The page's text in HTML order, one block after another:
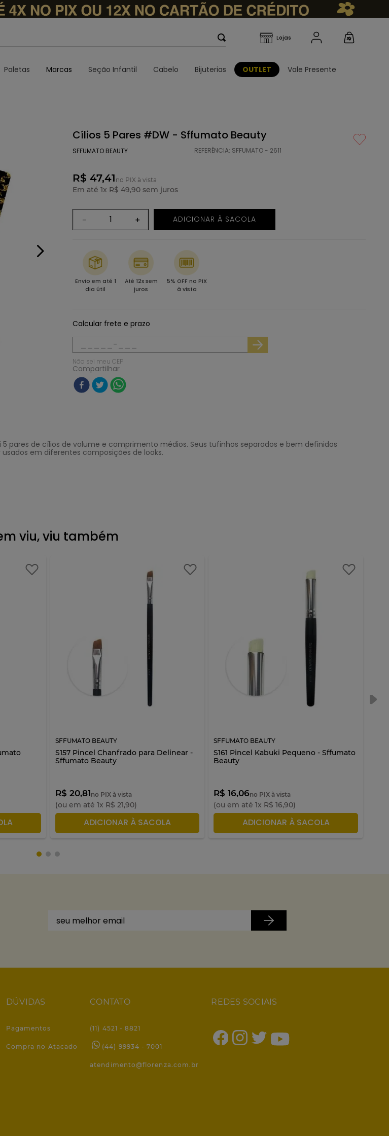
Paletas Marcas Seção Infantil Cabelo Bijuterias OUTLET Vale Presente
Cílios 5 Pares #DW - Sffumato Beauty
SFFUMATO BEAUTY REFERÊNCIA: SFFUMATO - 2611
R$ 47,41 no PIX à vista
Em até 1x R$ 49,90 sem juros
＋
－ ADICIONAR À SACOLA
Envio em até 1
dia útil
Até 12x sem
juros
5% OFF no PIX
à vista
Calcular frete e prazo
Não sei meu CEP
Compartilhar
pares de cílios de volume e comprimento médios. Seus tufinhos separados e bem definidos
em diferentes composições de looks.
viu, viu também
SFFUMATO BEAUTY
S157 Pincel Chanfrado para Delinear -
Sffumato Beauty
R$ 20,81no PIX à vista
(ou em até 1x R$ 21,90)
ADICIONAR À SACOLA
SFFUMATO BEAUTY
S161 Pincel Kabuki Pequeno - Sffumato
Beauty
R$ 16,06no PIX à vista
(ou em até1x R$ 16,90)
ADICIONAR À SACOLA
DÚVIDAS
Pagamentos
Compra no Atacado
CONTATO
(11) 4521 - 8821
(44) 99934 - 7001
atendimento@florenza.com.br
REDES SOCIAIS